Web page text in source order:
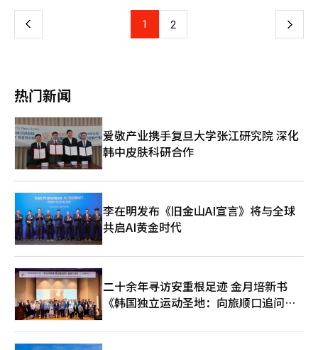
的中央选举管理委员会大楼召开第一次会议时表示：“将严肃追究
责任，并提出选举管理系统改革建议，以确保选举的公正性和信任
恢复投票的详细应对情况。” 卡卡奥首次罢工，劳资冲突持续 卡
工，并预告将在29日进行追加罢工，双方的立场差距仍然很大。
10日，全国化学纤维食品产业工会卡卡奥分会在京畿道城南市的卡
卡奥总部前举行了首次罢工集会。工会当天上午10时至下午3时进
行了4小时（不包括午餐时间）的罢工。 据工会称，当天在卡卡奥
总部参与罢工的员工超过1000人，参与人数包括卡卡奥支付、卡
卡奥娱乐、DK技术、XL游戏等子公司，总人数约为1500人。此次
罢工由5个拥有争议权的法人工会参与。 卡卡奥在罢工前与科学技
术信息通信部共同检查了应急应对体系，并制定了以必要人员为中
心的应对方案。尽管罢工，卡卡奥的所有服务仍正常提供，没有出
现故障。 租赁贷款利率突破6%，李在明指责房价上涨原因 在住房
抵押贷款利率接近8%的情况下，租赁贷款的最高利率也已超过
6%。随着贷款利率的持续上升，弱势借款人的利息负担日益加
重。尤其是李在明总统最近将租赁贷款视为房价上涨的原因，进一
步加剧了人们对利率上升的担忧。 10日，金融界消息显示，KB国
民、信贷、哈拿、我们、NH农协等五大银行的市场租赁贷款利率
至6.27%上升了下限0.34个百分点，上限0.44个百分点。由于市场
必须改善以管理层为中心的薪酬体系。” 卡卡奥分会意识到用户
对卡卡奥Talk等主要服务中断的担忧，因此此次罢工为部分罢工而
度。” 此前，卡卡奥的劳资双方已进行劳动委员会的调解程序，
但未能达成协议，工会因此获得了争议权。 不过，工会表示，自
劳动委员会的第二次调解结束后，并未进行正式的单独谈判。工会
相关人士表示：“自第二次调解后，我们与公司方面没有单独会
面。”并补充道：“罢工后也没有计划进行正式的会面。” 关于
参与罢工的人数，工会表示：“当天到现场后才能知道具体情
况。”并未透露具体数字。※ 本报道经人工智能（AI）系统翻译与
编辑。
上 1 2 下
热门新闻
爱敬产业携手复旦大学张江研究院 深化
韩中皮肤科研合作
李在明发布《旧金山AI宣言》将与全球
共启AI黄金时代
二十余年寻访安重根足迹 金月培新书
《韩国独立运动圣地：向旅顺口追问历